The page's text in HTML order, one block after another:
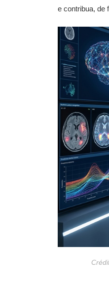
e contribua, de